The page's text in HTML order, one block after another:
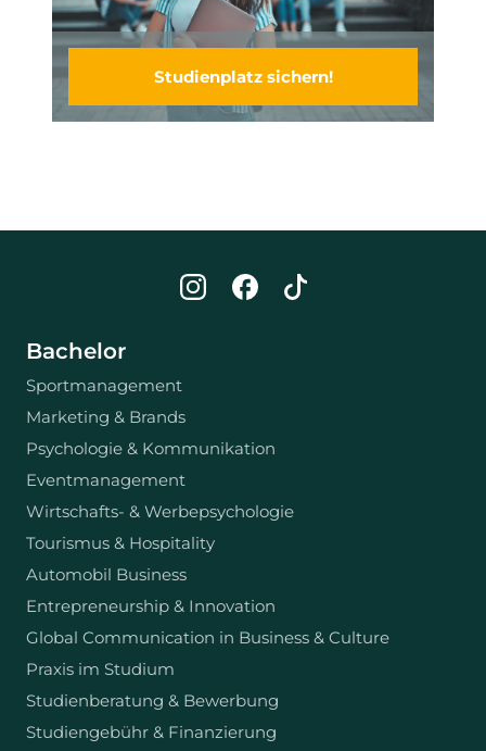
Studienplatz sichern!
Bachelor
Sportmanagement
Marketing & Brands
Psychologie & Kommunikation
Eventmanagement
Wirtschafts- & Werbepsychologie
Tourismus & Hospitality
Automobil Business
Entrepreneurship & Innovation
Global Communication in Business & Culture
Praxis im Studium
Studienberatung & Bewerbung
Studiengebühr & Finanzierung